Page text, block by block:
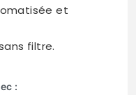
et
filtre.
: